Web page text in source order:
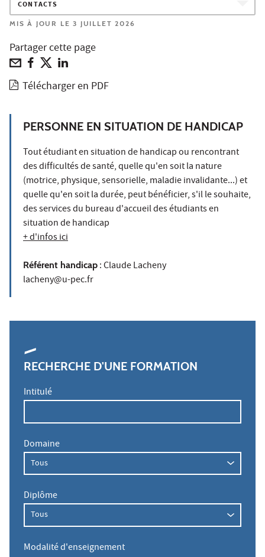
CONTACTS
MIS À JOUR LE 3 JUILLET 2026
Partager cette page
Télécharger en PDF
PERSONNE EN SITUATION DE HANDICAP
Tout étudiant en situation de handicap ou rencontrant
des difficultés de santé, quelle qu'en soit la nature
(motrice, physique, sensorielle, maladie invalidante...) et
quelle qu'en soit la durée, peut bénéficier, s'il le souhaite,
des services du bureau d'accueil des étudiants en
situation de handicap
+ d'infos ici
Référent handicap : Claude Lacheny
lacheny@u-pec.fr
RECHERCHE D'UNE FORMATION
Intitulé
Domaine
Diplôme
Modalité d'enseignement